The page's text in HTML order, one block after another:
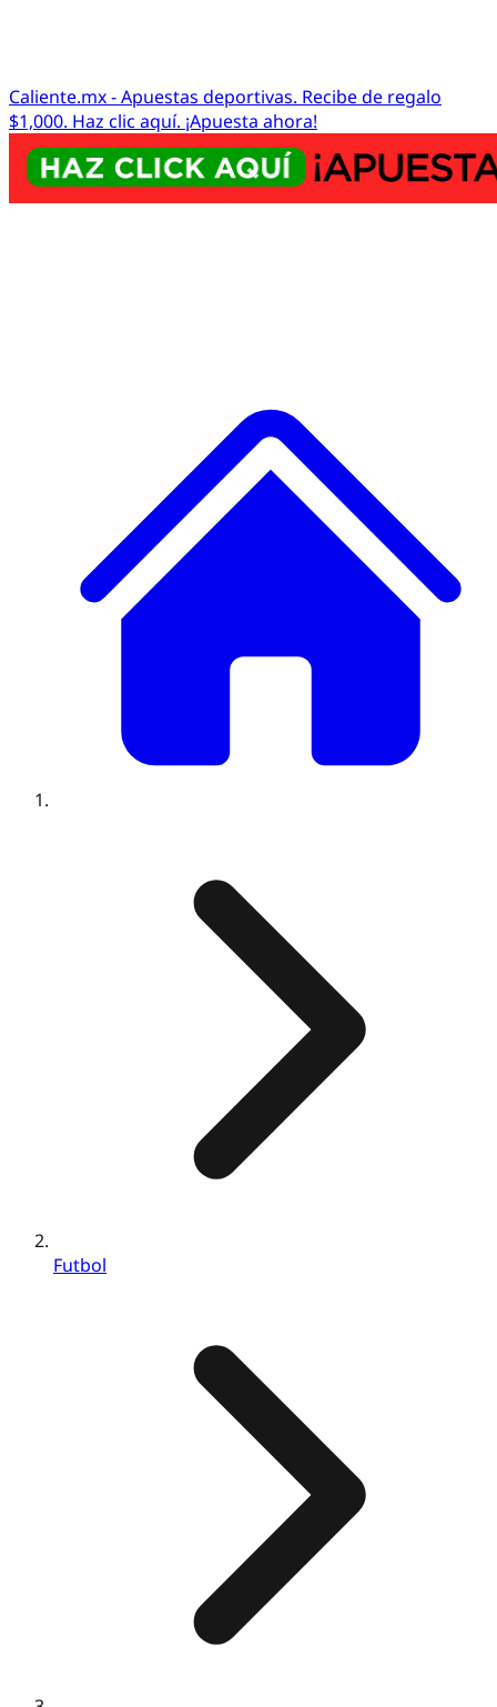
Caliente.mx - Apuestas deportivas. Recibe de regalo
$1,000. Haz clic aquí. ¡Apuesta ahora!
Futbol